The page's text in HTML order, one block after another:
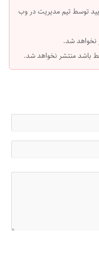
توسط تیم مدیریت در وب
نخواهد شد.
باشد منتشر نخواهد شد.